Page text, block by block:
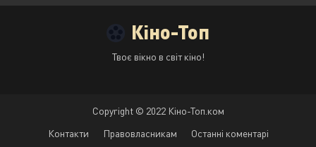
Кіно-Топ
Твоє вікно в світ кіно!
Copyright © 2022 Кіно-Топ.ком
Контакти
Правовласникам Останні коментарі